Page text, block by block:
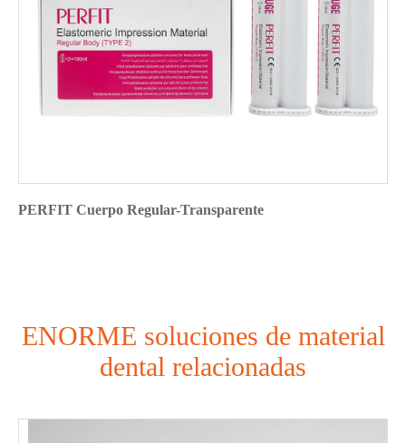
PERFIT Cuerpo Regular-Transparente
ENORME soluciones de material
dental relacionadas